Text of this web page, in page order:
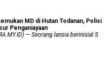
MD di Hutan Todanan, Polisi
Penganiayaan
— Seorang lansia berinisial S